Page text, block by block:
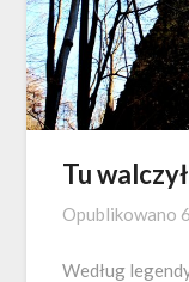
Tu
Opublikowano
Według